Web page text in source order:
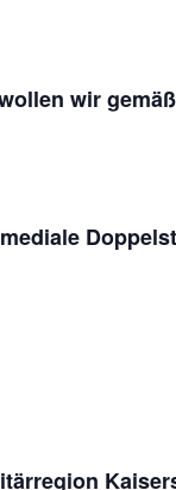
wir gemäß